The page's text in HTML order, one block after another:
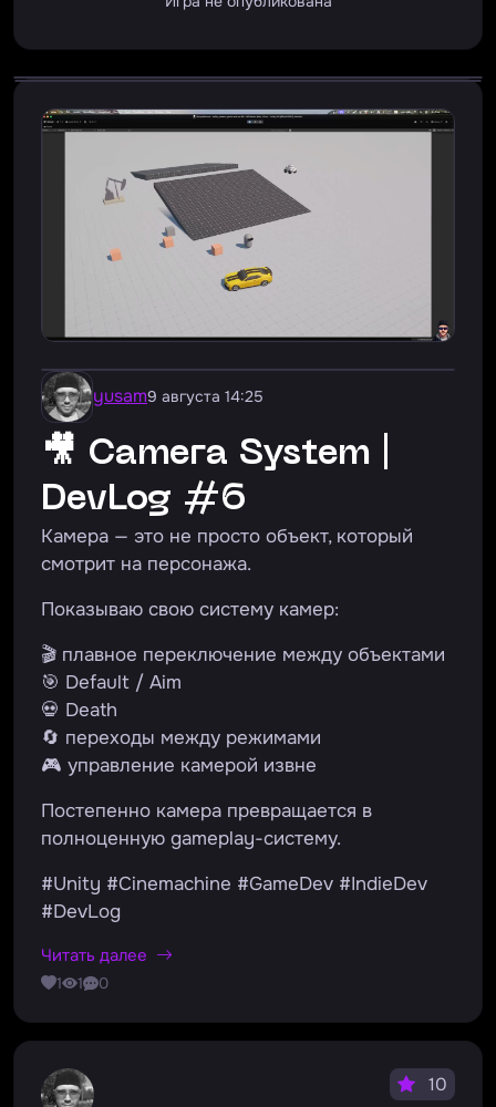
yusam9 августа 14:25
🎥 Camera System |
DevLog #6
Камера — это не просто объект, который
смотрит на персонажа.
Показываю свою систему камер:
🎬 плавное переключение между объектами
🎯 Default / Aim
💀 Death
🔄 переходы между режимами
🎮 управление камерой извне
Постепенно камера превращается в
полноценную gameplay-систему.
#Unity #Cinemachine #GameDev #IndieDev
#DevLog
Читать далее
1 1 0
10